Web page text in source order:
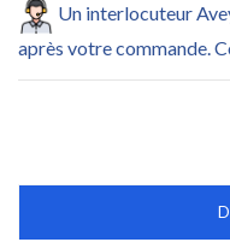
Un interlocuteur
après votre commande.